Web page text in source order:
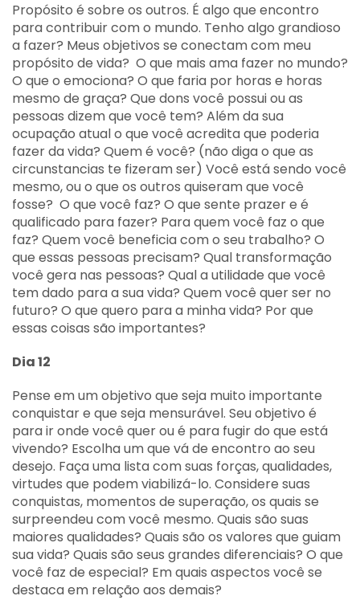
Propósito é sobre os outros. É algo que encontro
para contribuir com o mundo. Tenho algo grandioso
a fazer? Meus objetivos se conectam com meu
propósito de vida? O que mais ama fazer no mundo?
O que o emociona? O que faria por horas e horas
mesmo de graça? Que dons você possui ou as
pessoas dizem que você tem? Além da sua
ocupação atual o que você acredita que poderia
fazer da vida? Quem é você? (não diga o que as
circunstancias te fizeram ser) Você está sendo você
mesmo, ou o que os outros quiseram que você
fosse? O que você faz? O que sente prazer e é
qualificado para fazer? Para quem você faz o que
faz? Quem você beneficia com o seu trabalho? O
que essas pessoas precisam? Qual transformação
você gera nas pessoas? Qual a utilidade que você
tem dado para a sua vida? Quem você quer ser no
futuro? O que quero para a minha vida? Por que
essas coisas são importantes?
Dia 12
Pense em um objetivo que seja muito importante
conquistar e que seja mensurável. Seu objetivo é
para ir onde você quer ou é para fugir do que está
vivendo? Escolha um que vá de encontro ao seu
desejo. Faça uma lista com suas forças, qualidades,
virtudes que podem viabilizá-lo. Considere suas
conquistas, momentos de superação, os quais se
surpreendeu com você mesmo. Quais são suas
maiores qualidades? Quais são os valores que guiam
sua vida? Quais são seus grandes diferenciais? O que
você faz de especial? Em quais aspectos você se
destaca em relação aos demais?